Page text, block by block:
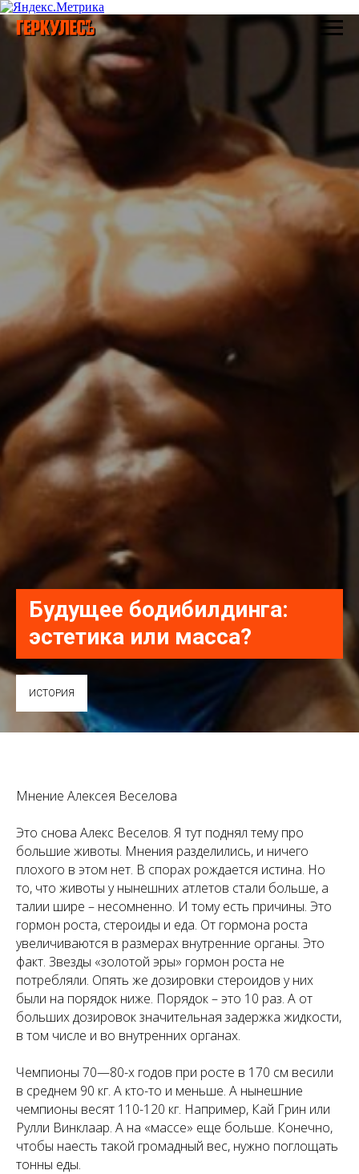
Будущее бодибилдинга:
эстетика или масса?
ИСТОРИЯ
Мнение Алексея Веселова
Это снова Алекс Веселов. Я тут поднял тему про
большие животы. Мнения разделились, и ничего
плохого в этом нет. В спорах рождается истина. Но
то, что животы у нынешних атлетов стали больше, а
талии шире – несомненно. И тому есть причины. Это
гормон роста, стероиды и еда. От гормона роста
увеличиваются в размерах внутренние органы. Это
факт. Звезды «золотой эры» гормон роста не
потребляли. Опять же дозировки стероидов у них
были на порядок ниже. Порядок – это 10 раз. А от
больших дозировок значительная задержка жидкости,
в том числе и во внутренних органах.
Чемпионы 70—80-х годов при росте в 170 см весили
в среднем 90 кг. А кто-то и меньше. А нынешние
чемпионы весят 110-120 кг. Например, Кай Грин или
Рулли Винклаар. А на «массе» еще больше. Конечно,
чтобы наесть такой громадный вес, нужно поглощать
тонны еды.